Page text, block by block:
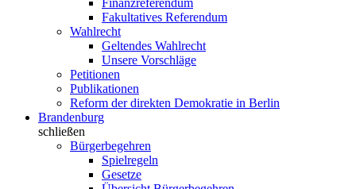
Finanzreferendum
Fakultatives Referendum
Wahlrecht
Geltendes Wahlrecht
Unsere Vorschläge
Petitionen
Publikationen
Reform der direkten Demokratie in Berlin
Brandenburg
schließen
Bürgerbegehren
Spielregeln
Gesetze